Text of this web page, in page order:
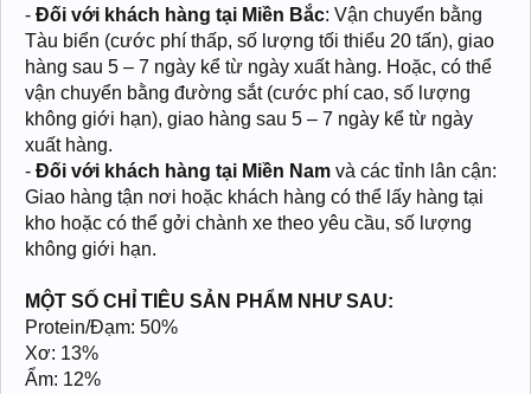
- Đối với khách hàng tại Miền Bắc: Vận chuyển bằng
Tàu biển (cước phí thấp, số lượng tối thiểu 20 tấn), giao
hàng sau 5 – 7 ngày kể từ ngày xuất hàng. Hoặc, có thể
vận chuyển bằng đường sắt (cước phí cao, số lượng
không giới hạn), giao hàng sau 5 – 7 ngày kể từ ngày
xuất hàng.
- Đối với khách hàng tại Miền Nam và các tỉnh lân cận:
Giao hàng tận nơi hoặc khách hàng có thể lấy hàng tại
kho hoặc có thể gởi chành xe theo yêu cầu, số lượng
không giới hạn.
MỘT SỐ CHỈ TIÊU SẢN PHẨM NHƯ SAU:
Protein/Đạm: 50%
Xơ: 13%
Ẩm: 12%